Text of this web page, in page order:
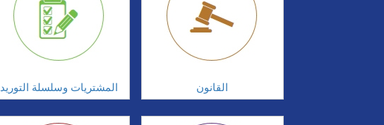
المشتريات وسلسلة التوريد القانون